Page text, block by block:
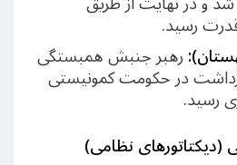
رسید.
رهبر جنبش همبستگی
در حکومت کمونیستی
رسید.
نظامی)